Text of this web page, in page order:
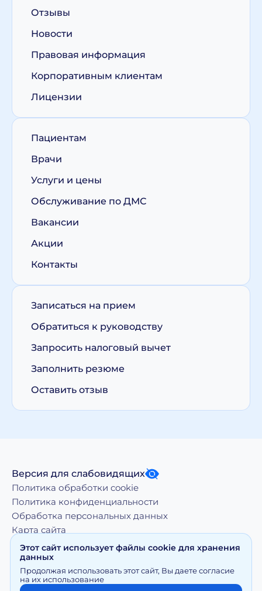
Отзывы
Новости
Правовая информация
Корпоративным клиентам
Лицензии
Пациентам
Врачи
Услуги и цены
Обслуживание по ДМС
Вакансии
Акции
Контакты
Записаться на прием
Обратиться к руководству
Запросить налоговый вычет
Заполнить резюме
Оставить отзыв
Версия для слабовидящих
Политика обработки cookie
Политика конфиденциальности
Обработка персональных данных
Карта сайта
использование материалов, размещенных на moy-
doktor.org возможно только с письменного разрешения
Этот сайт использует файлы cookie для хранения
данных
Продолжая использовать этот сайт, Вы даете согласие
на их использование